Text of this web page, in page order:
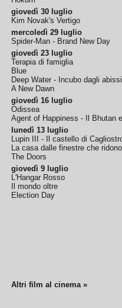
giovedì 30 luglio
Kim Novak's Vertigo
mercoledì 29 luglio
Spider-Man - Brand New Day
giovedì 23 luglio
Terapia di famiglia
Blue
Deep Water - Incubo dagli abissi
A New Dawn
giovedì 16 luglio
Odissea
Agent of Happiness - Il Bhutan
lunedì 13 luglio
Lupin III - Il castello di
La casa dalle finestre che ridono
The Doors
giovedì 9 luglio
L'Hangar Rosso
Il mondo oltre
Election Day
Altri film al cinema »